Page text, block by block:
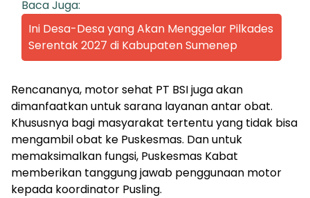
Baca Juga:
Ini Desa-Desa yang Akan Menggelar Pilkades
Serentak 2027 di Kabupaten Sumenep
Rencananya, motor sehat PT BSI juga akan
dimanfaatkan untuk sarana layanan antar obat.
Khususnya bagi masyarakat tertentu yang tidak bisa
mengambil obat ke Puskesmas. Dan untuk
memaksimalkan fungsi, Puskesmas Kabat
memberikan tanggung jawab penggunaan motor
kepada koordinator Pusling.